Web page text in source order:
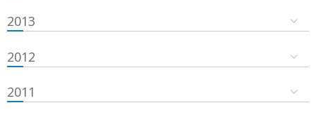
2013
2012
2011